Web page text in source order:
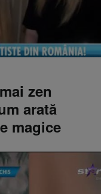
zen
arată
magice